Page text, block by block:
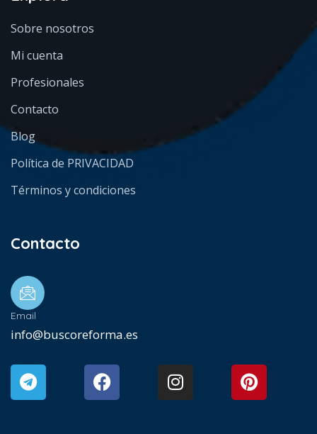
Sobre nosotros
Mi cuenta
Profesionales
Contacto
Blog
Política de PRIVACIDAD
Términos y condiciones
Contacto
Email
info@buscoreforma.es